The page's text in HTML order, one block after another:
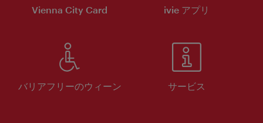
Vienna City Card ivie アプリ
バリアフリーのウィーン サービス